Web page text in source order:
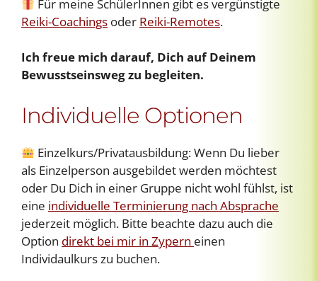
Für meine SchülerInnen gibt es vergünstigte
Reiki-Coachings oder Reiki-Remotes.
Ich freue mich darauf, Dich auf Deinem
Bewusstseinsweg zu begleiten.
Individuelle Optionen
Einzelkurs/Privatausbildung: Wenn Du lieber
als Einzelperson ausgebildet werden möchtest
oder Du Dich in einer Gruppe nicht wohl fühlst, ist
eine individuelle Terminierung nach Absprache
jederzeit möglich. Bitte beachte dazu auch die
Option direkt bei mir in Zypern einen
Individaulkurs zu buchen.